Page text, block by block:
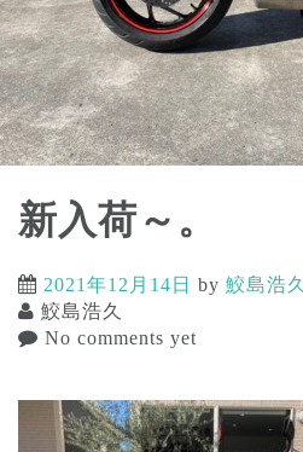
新入荷～。
2021年12月14日 by 鮫島浩久
鮫島浩久
No comments yet